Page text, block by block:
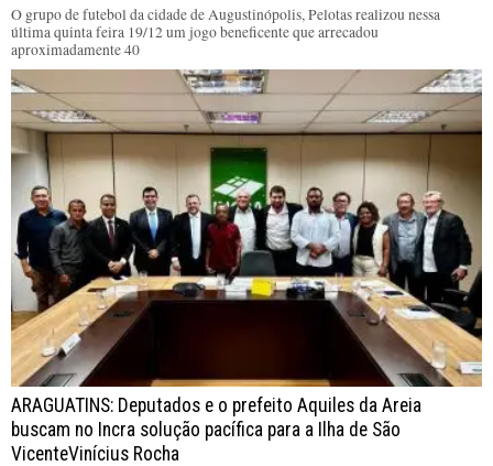
O grupo de futebol da cidade de Augustinópolis, Pelotas realizou nessa
última quinta feira 19/12 um jogo beneficente que arrecadou
aproximadamente 40
ARAGUATINS: Deputados e o prefeito Aquiles da Areia
buscam no Incra solução pacífica para a Ilha de São
VicenteVinícius Rocha